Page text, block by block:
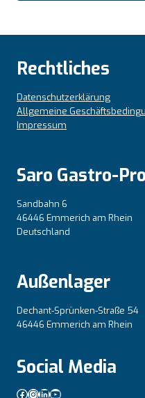
Rechtliches
Datenschutzerklärung
Allgemeine
Impressum
Saro Gastro-
Sandbahn 6
46446 Emmerich am Rhein
Deutschland
Außenlager
Dechant-Sprünken-Straße 54
46446 Emmerich am Rhein
Social Media
Facebook
Instagram
LinkedIn
YouTube